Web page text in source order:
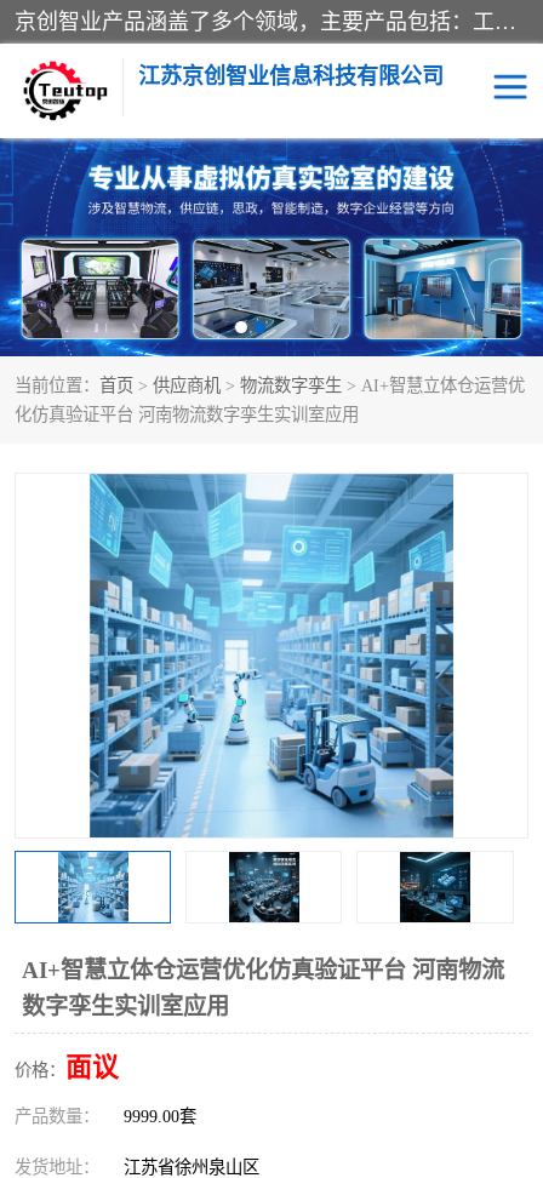
京创智业产品涵盖了多个领域，主要产品包括：工业4.0生产线解决方案，智慧物流综合实训室，教学设备与实验室建设，虚拟仿真实验室等。公司将秉持“创新、执着、诚信、共赢”的理念，以“将服务当作使命”为核心价值观，致力于为客户创造价值，与客户、合作伙伴和员工共同成长。
江苏京创智业信息科技有限公司
当前位置： 首页 > 供应商机 > 物流数字孪生 > AI+智慧立体仓运营优
化仿真验证平台 河南物流数字孪生实训室应用
AI+智慧立体仓运营优化仿真验证平台 河南物流
数字孪生实训室应用
价格： 面议
产品数量： 9999.00套
发货地址： 江苏省徐州泉山区
VR物流实训 低碳供应链
生产系统仿真 冷链物流
供应链管理 思政
智慧零售实训 智能制造
物流数字孪生 数字企业经营
工业工程实训室